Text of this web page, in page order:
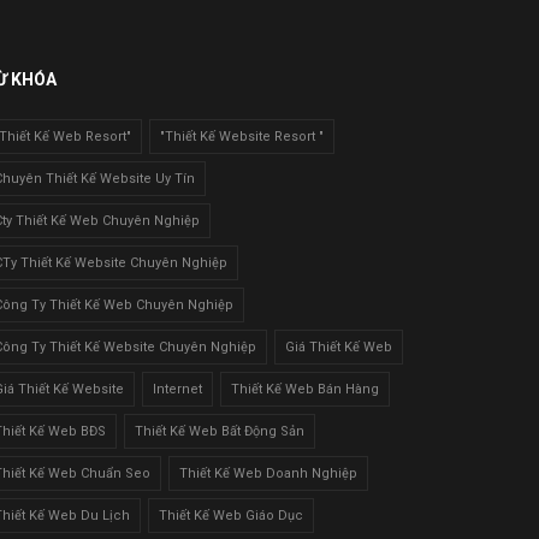
KHÓA
Kế Web Resort" "Thiết Kế Website Resort "
Thiết Kế Website Uy Tín
Thiết Kế Web Chuyên Nghiệp
Thiết Kế Website Chuyên Nghiệp
Ty Thiết Kế Web Chuyên Nghiệp
Ty Thiết Kế Website Chuyên Nghiệp Giá Thiết Kế Web
Thiết Kế Website Internet Thiết Kế Web Bán Hàng
Kế Web BĐS Thiết Kế Web Bất Động Sản
Kế Web Chuẩn Seo Thiết Kế Web Doanh Nghiệp
Kế Web Du Lịch Thiết Kế Web Giáo Dục